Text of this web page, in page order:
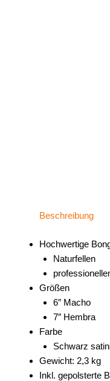
Beschreibung
Hochwertige
Naturfellen
Größen
6″ Macho
7″ Hembra
Farbe
Schwarz
Gewicht: 2,3 kg
Inkl. gepolsterte